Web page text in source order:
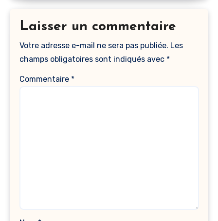
Laisser un commentaire
Votre adresse e-mail ne sera pas publiée. Les
champs obligatoires sont indiqués avec *
Commentaire *